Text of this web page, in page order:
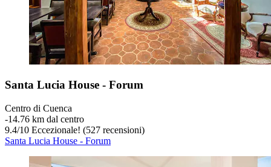
Santa Lucia House - Forum
Centro di Cuenca
‐14.76 km dal centro
9.4/10 Eccezionale! (527 recensioni)
Santa Lucia House - Forum